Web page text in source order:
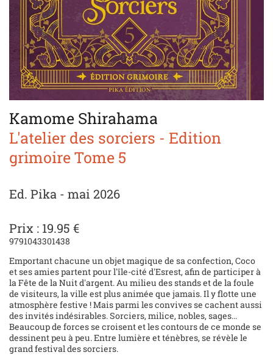
Kamome Shirahama
L'atelier des sorciers - Edition
grimoire Tome 5
Ed. Pika - mai 2026
Prix : 19.95 €
9791043301438
Emportant chacune un objet magique de sa confection, Coco
et ses amies partent pour l'île-cité d'Esrest, afin de participer à
la Fête de la Nuit d'argent. Au milieu des stands et de la foule
de visiteurs, la ville est plus animée que jamais. Il y flotte une
atmosphère festive ! Mais parmi les convives se cachent aussi
des invités indésirables. Sorciers, milice, nobles, sages...
Beaucoup de forces se croisent et les contours de ce monde se
dessinent peu à peu. Entre lumière et ténèbres, se révèle le
grand festival des sorciers.